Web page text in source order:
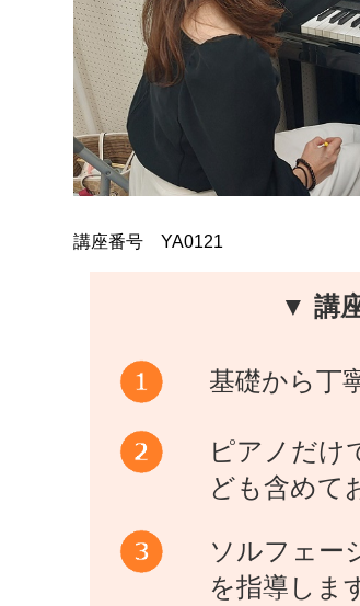
講座番号 YA0121
▼ 講
基礎から丁
ピアノだけ
ども含めて
ソルフェー
を指導しま